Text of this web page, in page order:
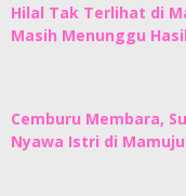
Hilal Tak Terlihat di
Masih Menunggu
Cemburu Membara,
Nyawa Istri di Mamuju